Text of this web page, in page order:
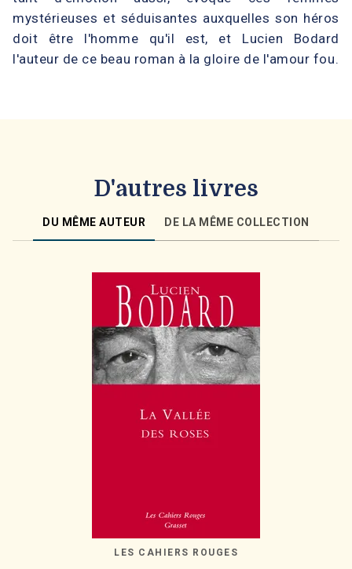
mystérieuses et séduisantes auxquelles son héros
doit être l'homme qu'il est, et Lucien Bodard
l'auteur de ce beau roman à la gloire de l'amour fou.
D'autres livres
DU MÊME AUTEUR DE LA MÊME COLLECTION
LES CAHIERS ROUGES